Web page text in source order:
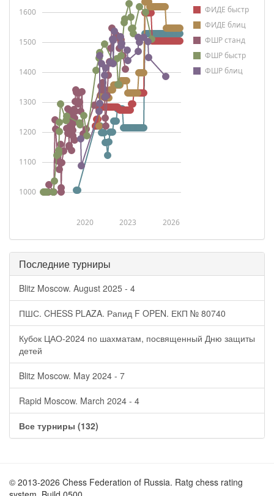
ФИДЕ быстр
ФИДЕ блиц
ФШР станд
ФШР быстр
ФШР блиц
2020 2023 2026
1000
1100
1200
1300
1400
1500
1600
Последние турниры
Blitz Moscow. August 2025 - 4
ПШС. CHESS PLAZA. Рапид F OPEN. ЕКП № 80740
Кубок ЦАО-2024 по шахматам, посвященный Дню защиты
детей
Blitz Moscow. May 2024 - 7
Rapid Moscow. March 2024 - 4
Все турниры (132)
© 2013-2026 Chess Federation of Russia. Ratg chess rating